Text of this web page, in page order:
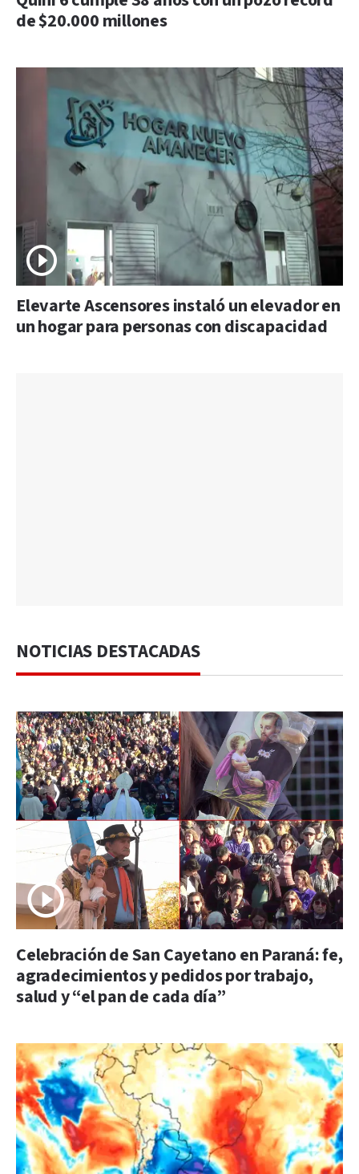
de $20.000 millones
Elevarte Ascensores instaló un elevador en
un hogar para personas con discapacidad
NOTICIAS DESTACADAS
Celebración de San Cayetano en Paraná: fe,
agradecimientos y pedidos por trabajo,
salud y “el pan de cada día”